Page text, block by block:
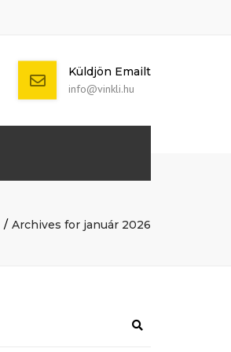
Küldjön Emailt
info@vinkli.hu
Archives for január 2026